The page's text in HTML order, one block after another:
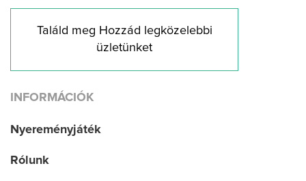
Találd meg Hozzád legközelebbi
üzletünket
INFORMÁCIÓK
Nyereményjáték
Rólunk